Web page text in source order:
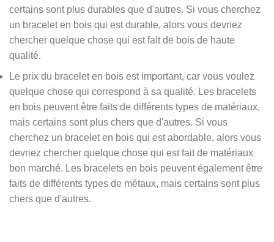
certains sont plus durables que d'autres. Si vous cherchez
un bracelet en bois qui est durable, alors vous devriez
chercher quelque chose qui est fait de bois de haute
qualité.
Le prix du bracelet en bois est important, car vous voulez
quelque chose qui correspond à sa qualité. Les bracelets
en bois peuvent être faits de différents types de matériaux,
mais certains sont plus chers que d'autres. Si vous
cherchez un bracelet en bois qui est abordable, alors vous
devriez chercher quelque chose qui est fait de matériaux
bon marché. Les bracelets en bois peuvent également être
faits de différents types de métaux, mais certains sont plus
chers que d'autres.